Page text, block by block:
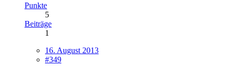
Punkte
5
Beiträge
1
16. August 2013
#349